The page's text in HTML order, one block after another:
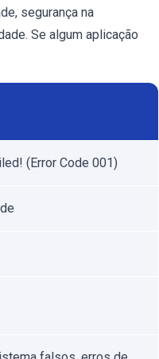
segurança na
Se algum aplicação
(Error Code 001)